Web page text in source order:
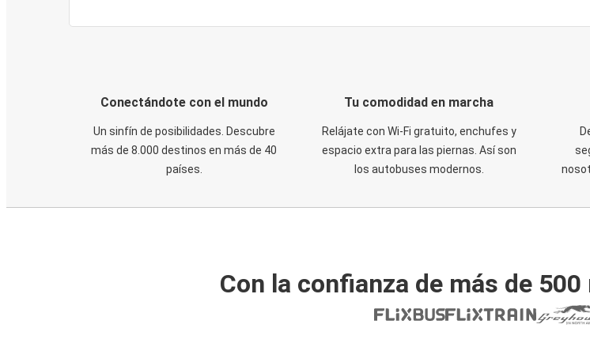
Conectándote con el mundo
Un sinfín de posibilidades. Descubre
más de 8.000 destinos en más de 40
países.
Tu comodidad en marcha
Relájate con Wi-Fi gratuito, enchufes y
espacio extra para las piernas. Así son
los autobuses modernos.
Con la confianza de más de